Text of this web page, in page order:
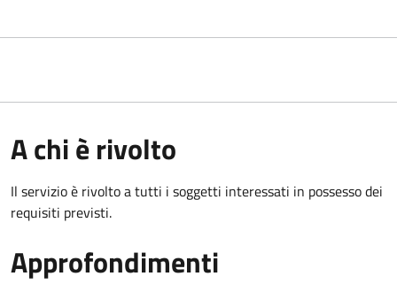
A chi è rivolto
Il servizio è rivolto a tutti i soggetti interessati in possesso dei
requisiti previsti.
Approfondimenti